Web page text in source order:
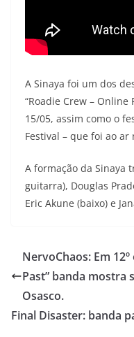
A Sinaya foi um dos
“Roadie Crew –
15/05, assim como o
Festival – que foi ao ar
A formação da Sinaya
guitarra), Douglas
Eric Akune (baixo) e
NervoChaos: Em
Past” banda mostra
Osasco.
Final Disaster: banda